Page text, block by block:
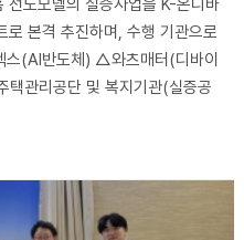
선도모델의 실증사업을 K-온디바
로 본격 추진하며, 수행 기관으로
(AI반도체) △와츠매터(디바이
관리공단 및 복지기관(실증공